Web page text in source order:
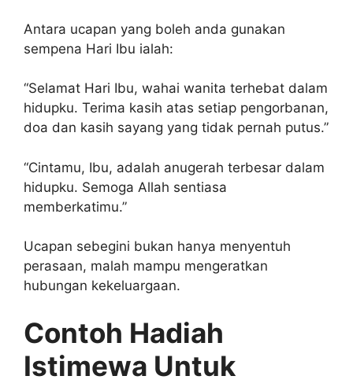
Antara ucapan yang boleh anda gunakan
sempena Hari Ibu ialah:
“Selamat Hari Ibu, wahai wanita terhebat dalam
hidupku. Terima kasih atas setiap pengorbanan,
doa dan kasih sayang yang tidak pernah putus.”
“Cintamu, Ibu, adalah anugerah terbesar dalam
hidupku. Semoga Allah sentiasa
memberkatimu.”
Ucapan sebegini bukan hanya menyentuh
perasaan, malah mampu mengeratkan
hubungan kekeluargaan.
Contoh Hadiah
Istimewa Untuk